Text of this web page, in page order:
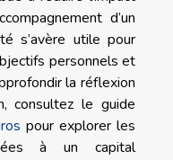
d’un
s’avère utile pour
personnels et
la réflexion
consultez le guide
pour explorer les
à un capital